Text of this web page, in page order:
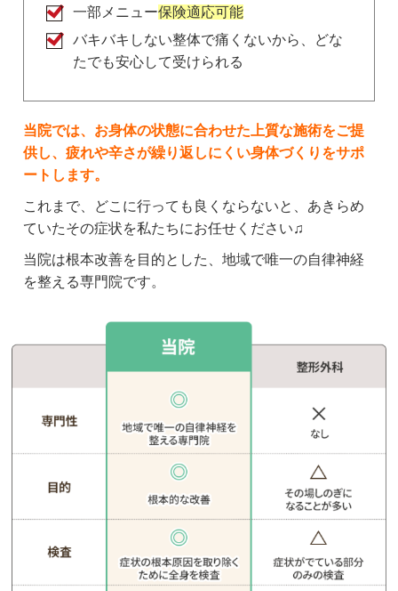
皆さま書いていらっしゃいますが、その上、パーキ
ングあり。
土日祝日も診療してくださっていて。
きなくても、隠れてコソコソ、LINEで予約などさ
せて頂いてます。
診療時間も、仕事の後に伺えて、大変、頼りになり
ます。
いつもありがとうございます。
一部メニュー保険適応可能
バキバキしない整体で痛くないから、どな
たでも安心して受けられる
当院では、お身体の状態に合わせた上質な施術をご提
供し、疲れや辛さが繰り返しにくい身体づくりをサポ
ートします。
これまで、どこに行っても良くならないと、あきらめ
ていたその症状を私たちにお任せください♫
当院は根本改善を目的とした、地域で唯一の自律神経
を整える専門院です。